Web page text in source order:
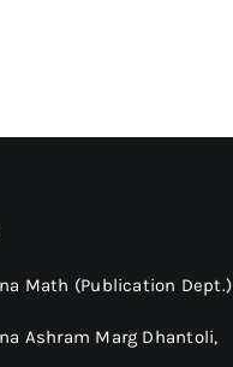
Math (Publication Dept.)
Ashram Marg Dhantoli,